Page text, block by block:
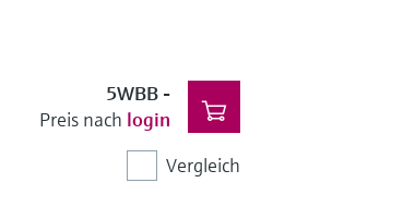
5WBB-
Preis nach login
Vergleich